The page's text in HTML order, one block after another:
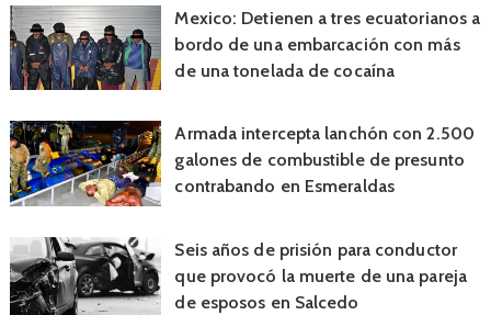
Mexico: Detienen a tres ecuatorianos a
bordo de una embarcación con más
de una tonelada de cocaína
Armada intercepta lanchón con 2.500
galones de combustible de presunto
contrabando en Esmeraldas
Seis años de prisión para conductor
que provocó la muerte de una pareja
de esposos en Salcedo